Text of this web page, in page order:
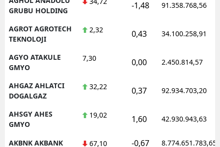
GRUBU HOLDING
-1,48 91.358.768,56
AGROT AGROTECH
TEKNOLOJI
2,32 0,43 34.100.258,91
AGYO ATAKULE
GMYO
7,30 0,00 2.450.814,57
AHGAZ AHLATCI
DOGALGAZ
32,22 0,37 92.934.703,20
AHSGY AHES
GMYO
19,02 1,60 42.930.943,63
AKBNK AKBANK 67,10 -0,67 8.774.651.783,65